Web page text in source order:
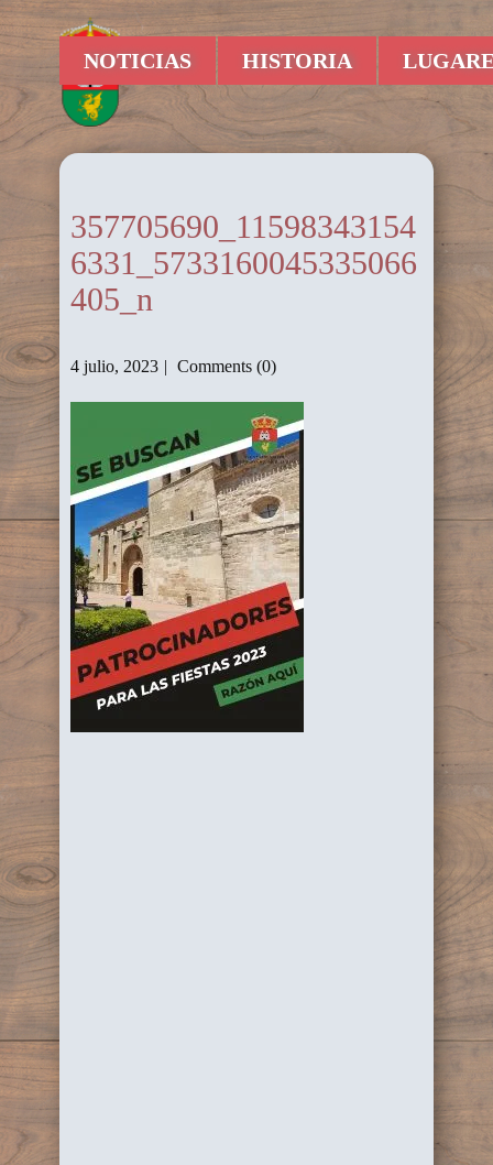
NOTICIAS HISTORIA
357705690_11598343154
6331_5733160045335066
405_n
4 julio, 2023 Comments (0)